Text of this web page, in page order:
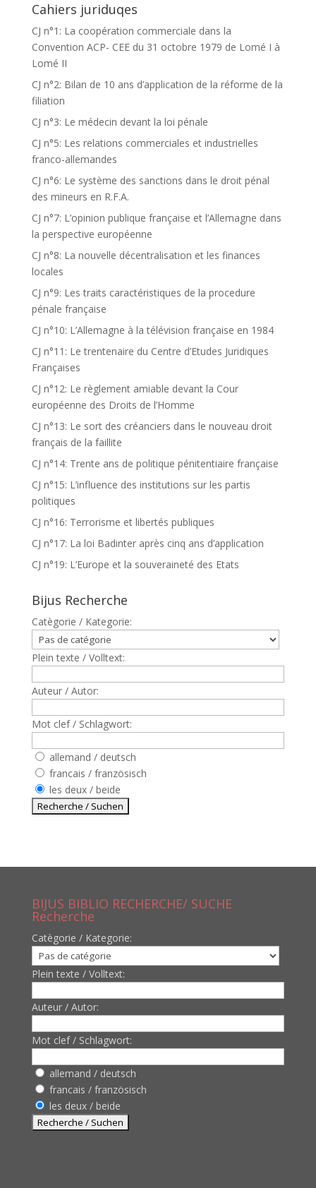
Cahiers juriduqes
CJ n°1: La coopération commerciale dans la
Convention ACP- CEE du 31 octobre 1979 de Lomé I à
Lomé II
CJ n°2: Bilan de 10 ans d’application de la réforme de la
filiation
CJ n°3: Le médecin devant la loi pénale
CJ n°5: Les relations commerciales et industrielles
franco-allemandes
CJ n°6: Le système des sanctions dans le droit pénal
des mineurs en R.F.A.
CJ n°7: L’opinion publique française et l’Allemagne dans
la perspective européenne
CJ n°8: La nouvelle décentralisation et les finances
locales
CJ n°9: Les traits caractéristiques de la procedure
pénale française
CJ n°10: L’Allemagne à la télévision française en 1984
CJ n°11: Le trentenaire du Centre d’Etudes Juridiques
Françaises
CJ n°12: Le règlement amiable devant la Cour
européenne des Droits de l’Homme
CJ n°13: Le sort des créanciers dans le nouveau droit
français de la faillite
CJ n°14: Trente ans de politique pénitentiaire française
CJ n°15: L’influence des institutions sur les partis
politiques
CJ n°16: Terrorisme et libertés publiques
CJ n°17: La loi Badinter après cinq ans d’application
CJ n°19: L’Europe et la souveraineté des Etats
Bijus Recherche
Catègorie / Kategorie:
Plein texte / Volltext:
Auteur / Autor:
Mot clef / Schlagwort:
allemand / deutsch
francais / französisch
les deux / beide
BIJUS BIBLIO RECHERCHE/ SUCHE
Recherche
Catègorie / Kategorie:
Plein texte / Volltext:
Auteur / Autor:
Mot clef / Schlagwort:
allemand / deutsch
francais / französisch
les deux / beide